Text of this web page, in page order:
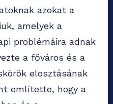
azokat a
amelyek a
problémáira adnak
a főváros és a
elosztásának
említette, hogy a